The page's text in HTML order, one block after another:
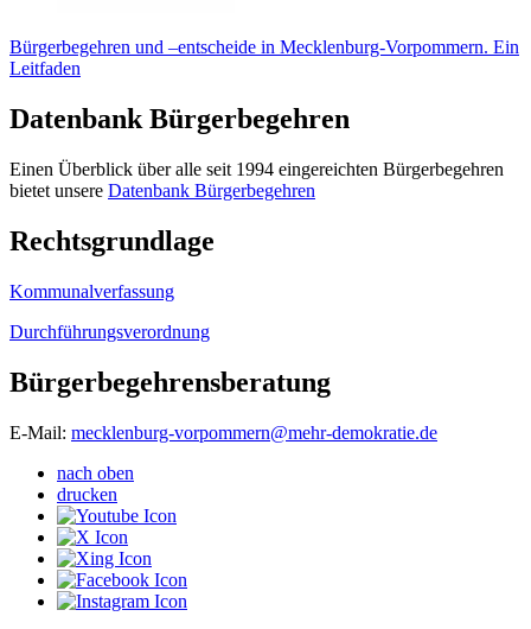
Bürgerbegehren und –entscheide in Mecklenburg-Vorpommern. Ein
Leitfaden
Datenbank Bürgerbegehren
Einen Überblick über alle seit 1994 eingereichten Bürgerbegehren
bietet unsere Datenbank Bürgerbegehren
Rechtsgrundlage
Kommunalverfassung
Durchführungsverordnung
Bürgerbegehrensberatung
E-Mail: mecklenburg-vorpommern@mehr-demokratie.de
nach oben
drucken